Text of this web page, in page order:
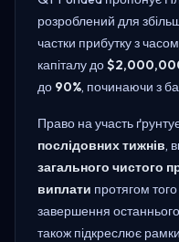
розроблений для
частки прибутку з
капіталу до
до 90%, починаючи з
Право на участь
послідовних тижнів,
загального чистого
виплати протягом
завершення
також підкреслює рамки